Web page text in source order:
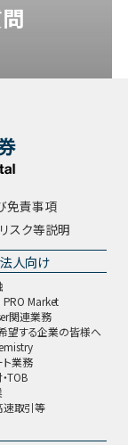
免責事項
スク等説明
法人向け
PRO Market
関連業務
望する企業の皆様へ
ト業務
TOB
速取引等